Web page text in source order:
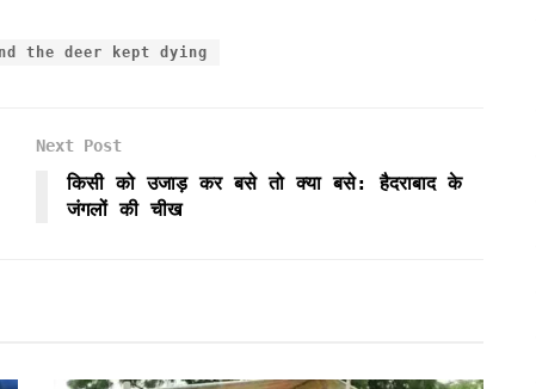
the deer kept dying
Next Post
किसी को उजाड़ कर बसे तो क्या बसे: हैदराबाद के
जंगलों की चीख